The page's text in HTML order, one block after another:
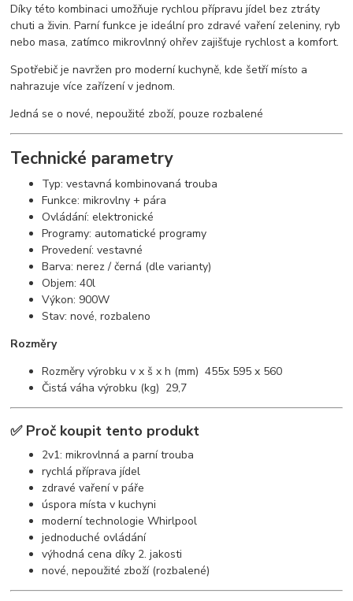
Díky této kombinaci umožňuje rychlou přípravu jídel bez ztráty
chuti a živin. Parní funkce je ideální pro zdravé vaření zeleniny, ryb
nebo masa, zatímco mikrovlnný ohřev zajišťuje rychlost a komfort.
Spotřebič je navržen pro moderní kuchyně, kde šetří místo a
nahrazuje více zařízení v jednom.
Jedná se o nové, nepoužité zboží, pouze rozbalené
Technické parametry
Typ: vestavná kombinovaná trouba
Funkce: mikrovlny + pára
Ovládání: elektronické
Programy: automatické programy
Provedení: vestavné
Barva: nerez / černá (dle varianty)
Objem: 40l
Výkon: 900W
Stav: nové, rozbaleno
Rozměry
Rozměry výrobku v x š x h (mm) 455x 595 x 560
Čistá váha výrobku (kg) 29,7
✅ Proč koupit tento produkt
2v1: mikrovlnná a parní trouba
rychlá příprava jídel
zdravé vaření v páře
úspora místa v kuchyni
moderní technologie Whirlpool
jednoduché ovládání
výhodná cena díky 2. jakosti
nové, nepoužité zboží (rozbalené)